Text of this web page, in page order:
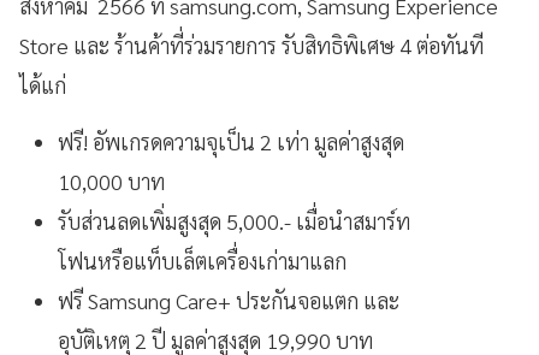
Store และ ร้านค้าที่ร่วมรายการ รับสิทธิพิเศษ 4 ต่อทันที
ได้แก่
ฟรี! อัพเกรดความจุเป็น 2 เท่า มูลค่าสูงสุด
10,000 บาท
รับส่วนลดเพิ่มสูงสุด 5,000.- เมื่อนำสมาร์ท
โฟนหรือแท็บเล็ตเครื่องเก่ามาแลก
ฟรี Samsung Care+ ประกันจอแตก และ
อุบัติเหตุ 2 ปี มูลค่าสูงสุด 19,990 บาท